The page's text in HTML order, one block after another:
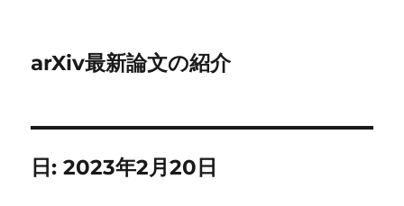
arXiv最新論文の紹介
日:2023年2月20日